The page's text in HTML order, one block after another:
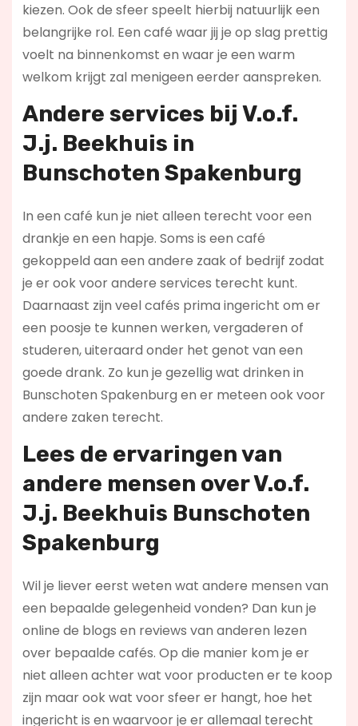
kiezen. Ook de sfeer speelt hierbij natuurlijk een
belangrijke rol. Een café waar jij je op slag prettig
voelt na binnenkomst en waar je een warm
welkom krijgt zal menigeen eerder aanspreken.
Andere services bij V.o.f.
J.j. Beekhuis in
Bunschoten Spakenburg
In een café kun je niet alleen terecht voor een
drankje en een hapje. Soms is een café
gekoppeld aan een andere zaak of bedrijf zodat
je er ook voor andere services terecht kunt.
Daarnaast zijn veel cafés prima ingericht om er
een poosje te kunnen werken, vergaderen of
studeren, uiteraard onder het genot van een
goede drank. Zo kun je gezellig wat drinken in
Bunschoten Spakenburg en er meteen ook voor
andere zaken terecht.
Lees de ervaringen van
andere mensen over V.o.f.
J.j. Beekhuis Bunschoten
Spakenburg
Wil je liever eerst weten wat andere mensen van
een bepaalde gelegenheid vonden? Dan kun je
online de blogs en reviews van anderen lezen
over bepaalde cafés. Op die manier kom je er
niet alleen achter wat voor producten er te koop
zijn maar ook wat voor sfeer er hangt, hoe het
ingericht is en waarvoor je er allemaal terecht